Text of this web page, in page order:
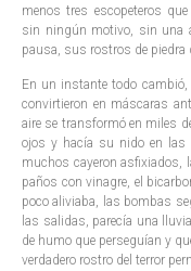
menos tres escopeteros
sin ningún motivo, sin una
pausa, sus rostros de piedra
En un instante todo
convirtieron en máscaras
aire se transformó en miles
ojos y hacía su nido en las
muchos cayeron asfixiados,
paños con vinagre, el
poco aliviaba, las bombas
las salidas, parecía una
de humo que perseguían y
verdadero rostro del terror